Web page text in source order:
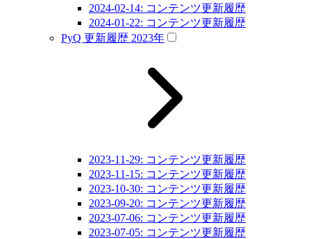
2024-02-14: コンテンツ更新履歴
2024-01-22: コンテンツ更新履歴
PyQ 更新履歴 2023年
2023-11-29: コンテンツ更新履歴
2023-11-15: コンテンツ更新履歴
2023-10-30: コンテンツ更新履歴
2023-09-20: コンテンツ更新履歴
2023-07-06: コンテンツ更新履歴
2023-07-05: コンテンツ更新履歴